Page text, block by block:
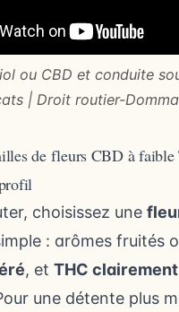
ou CBD et conduite
| Droit routier-
de fleurs CBD à
choisissez une
: arômes fruités
, et THC
une détente plus